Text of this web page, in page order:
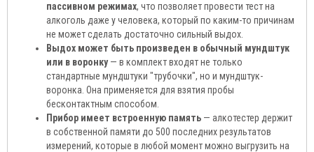
пассивном режимах, что позволяет провести тест на
алкоголь даже у человека, который по каким-то причинам
не может сделать достаточно сильный выдох.
Выдох может быть произведен в обычный мундштук
или в воронку— в комплект входят не только
стандартные мундштуки "трубочки", но и мундштук-
воронка. Она применяется для взятия пробы
бесконтактным способом.
Прибор имеет встроенную память — алкотестер держит
в собственной памяти до 500 последних результатов
измерений, которые в любой момент можно выгрузить на